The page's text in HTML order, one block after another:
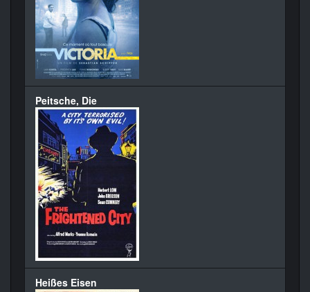
Peitsche, Die
Heißes Eisen